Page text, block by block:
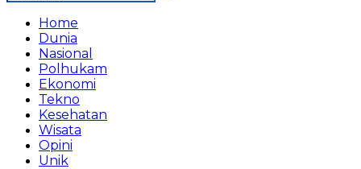
Home
Dunia
Nasional
Polhukam
Ekonomi
Tekno
Kesehatan
Wisata
Opini
Unik